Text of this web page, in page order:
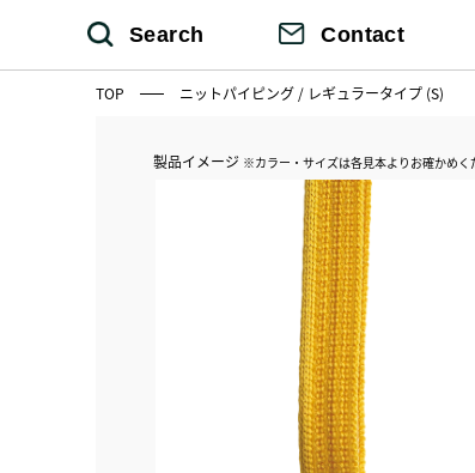
Search Contact
TOP ニットパイピング / レギュラータイプ (S)
製品イメージ ※カラー・サイズは各見本よりお確かめく